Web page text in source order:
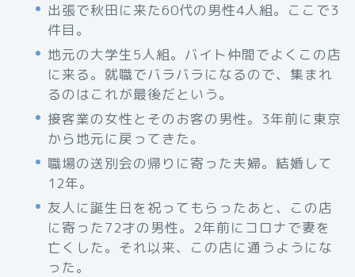
出張で秋田に来た60代の男性4人組。ここで3
件目。
地元の大学生5人組。バイト仲間でよくこの店
に来る。就職でバラバラになるので、集まれ
るのはこれが最後だという。
接客業の女性とそのお客の男性。3年前に東京
から地元に戻ってきた。
職場の送別会の帰りに寄った夫婦。結婚して
12年。
友人に誕生日を祝ってもらったあと、この店
に寄った72才の男性。2年前にコロナで妻を
亡くした。それ以来、この店に通うようにな
った。